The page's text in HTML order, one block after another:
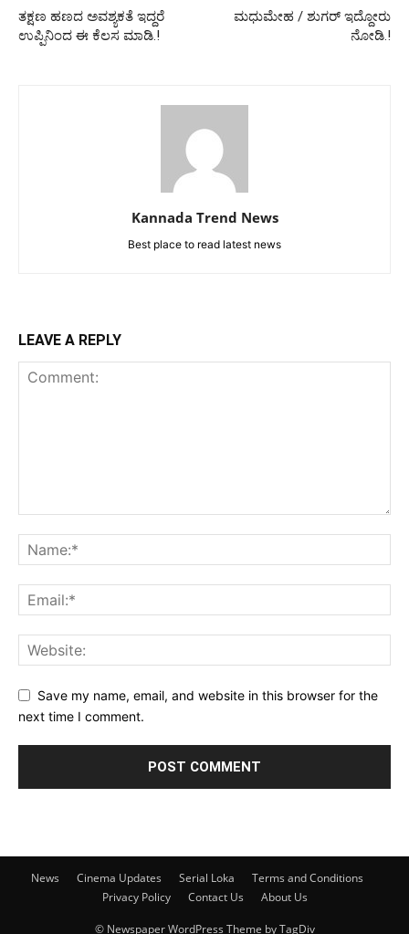
ತಕ್ಷಣ ಹಣದ ಅವಶ್ಯಕತೆ ಇದ್ದರೆ
ಉಪ್ಪಿನಿಂದ ಈ ಕೆಲಸ ಮಾಡಿ.!
ಮಧುಮೇಹ / ಶುಗರ್ ಇದ್ದೋರು
ನೋಡಿ.!
Kannada Trend News
Best place to read latest news
LEAVE A REPLY
Save my name, email, and website in this browser for the
next time I comment.
News Cinema Updates Serial Loka
Terms and Conditions
Privacy Policy
Contact Us About Us
© Newspaper WordPress Theme by TagDiv